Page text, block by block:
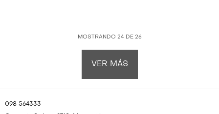
MOSTRANDO 24 DE 26
VER MÁS
098 564333